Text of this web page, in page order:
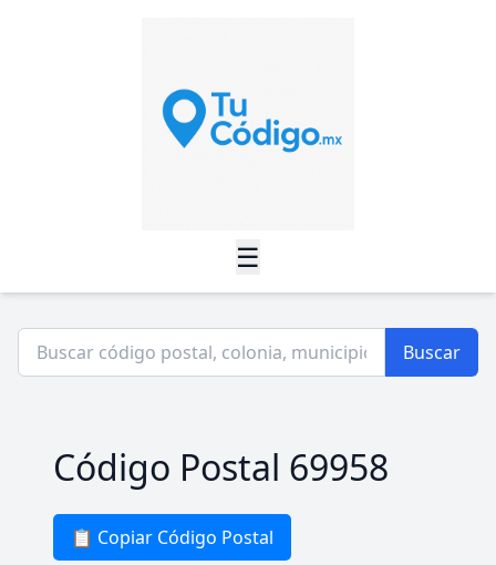
☰
Buscar
Código Postal 69958
📋 Copiar Código Postal